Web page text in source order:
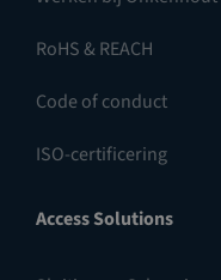
RoHS & REACH
Code of conduct
ISO-certificering
Access Solutions